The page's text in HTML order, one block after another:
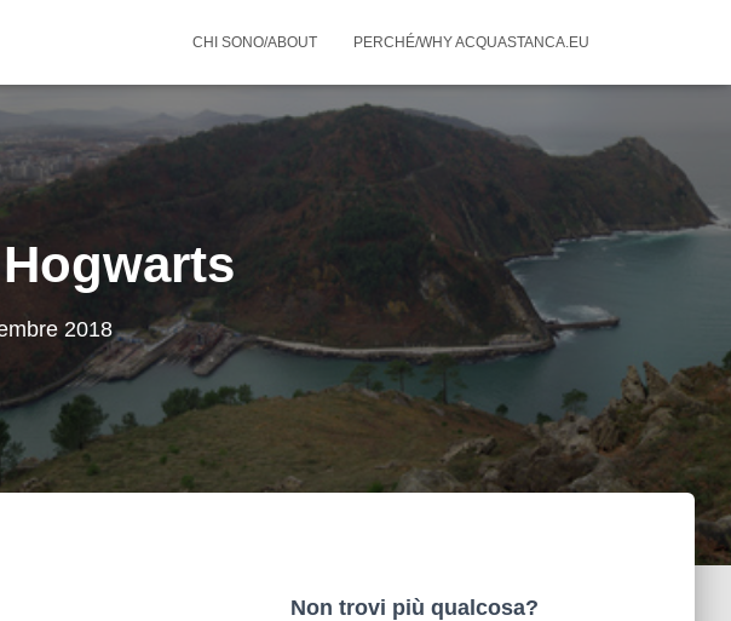
CHI SONO/ABOUT PERCHÉ/WHY ACQUASTANCA.EU
2018
Non trovi più qualcosa?